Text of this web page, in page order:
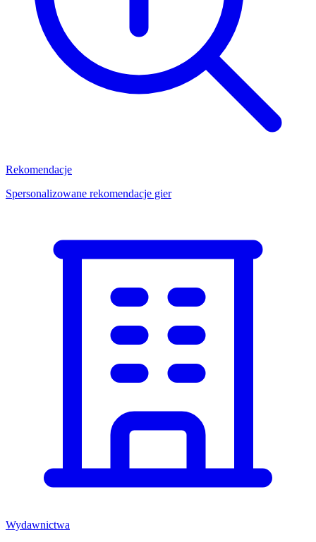
Rekomendacje
Spersonalizowane rekomendacje gier
Wydawnictwa